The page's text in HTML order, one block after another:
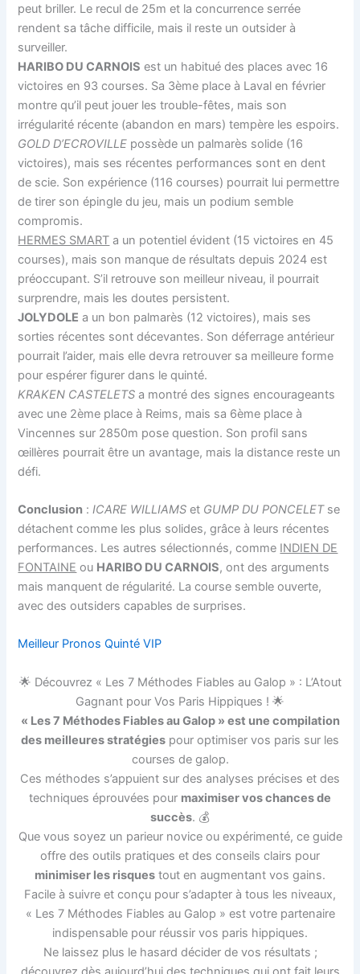
peut briller. Le recul de 25m et la concurrence serrée
rendent sa tâche difficile, mais il reste un outsider à
surveiller.
HARIBO DU CARNOIS est un habitué des places avec 16
victoires en 93 courses. Sa 3ème place à Laval en février
montre qu’il peut jouer les trouble-fêtes, mais son
irrégularité récente (abandon en mars) tempère les espoirs.
GOLD D’ECROVILLE possède un palmarès solide (16
victoires), mais ses récentes performances sont en dent
de scie. Son expérience (116 courses) pourrait lui permettre
de tirer son épingle du jeu, mais un podium semble
compromis.
HERMES SMART a un potentiel évident (15 victoires en 45
courses), mais son manque de résultats depuis 2024 est
préoccupant. S’il retrouve son meilleur niveau, il pourrait
surprendre, mais les doutes persistent.
JOLYDOLE a un bon palmarès (12 victoires), mais ses
sorties récentes sont décevantes. Son déferrage antérieur
pourrait l’aider, mais elle devra retrouver sa meilleure forme
pour espérer figurer dans le quinté.
KRAKEN CASTELETS a montré des signes encourageants
avec une 2ème place à Reims, mais sa 6ème place à
Vincennes sur 2850m pose question. Son profil sans
œillères pourrait être un avantage, mais la distance reste un
défi.
Conclusion :ICARE WILLIAMS et GUMP DU PONCELETse
détachent comme les plus solides, grâce à leurs récentes
performances. Les autres sélectionnés, comme INDIEN DE
FONTAINE ou HARIBO DU CARNOIS, ont des arguments
mais manquent de régularité. La course semble ouverte,
avec des outsiders capables de surprises.
Meilleur Pronos Quinté VIP
🌟 Découvrez « Les 7 Méthodes Fiables au Galop » : L’Atout
Gagnant pour Vos Paris Hippiques ! 🌟
« Les 7 Méthodes Fiables au Galop » est une compilation
des meilleures stratégies pour optimiser vos paris sur les
courses de galop.
Ces méthodes s’appuient sur des analyses précises et des
techniques éprouvées pour maximiser vos chances de
succès. 💰
Que vous soyez un parieur novice ou expérimenté, ce guide
offre des outils pratiques et des conseils clairs pour
minimiser les risques tout en augmentant vos gains.
Facile à suivre et conçu pour s’adapter à tous les niveaux,
« Les 7 Méthodes Fiables au Galop » est votre partenaire
indispensable pour réussir vos paris hippiques.
Ne laissez plus le hasard décider de vos résultats ;